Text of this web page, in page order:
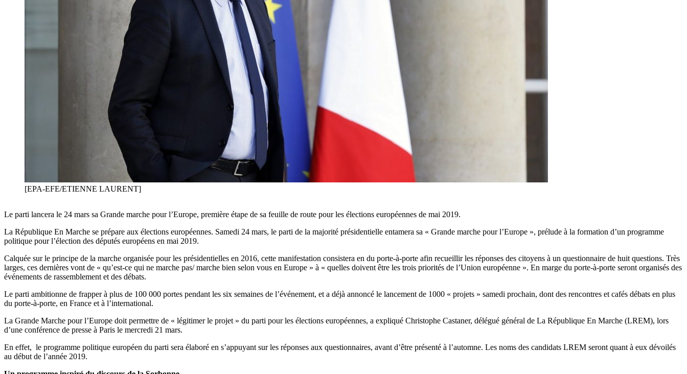
[EPA-EFE/ETIENNE LAURENT]
Le parti lancera le 24 mars sa Grande marche pour l’Europe, première étape de sa feuille de route pour les élections européennes de mai 2019.
La République En Marche se prépare aux élections européennes. Samedi 24 mars, le parti de la majorité présidentielle entamera sa « Grande marche pour l’Europe », prélude à la formation d’un programme
politique pour l’élection des députés européens en mai 2019.
Calquée sur le principe de la marche organisée pour les présidentielles en 2016, cette manifestation consistera en du porte-à-porte afin recueillir les réponses des citoyens à un questionnaire de huit questions. Très
larges, ces dernières vont de « qu’est-ce qui ne marche pas/ marche bien selon vous en Europe » à « quelles doivent être les trois priorités de l’Union européenne ». En marge du porte-à-porte seront organisés des
événements de rassemblement et des débats.
Le parti ambitionne de frapper à plus de 100 000 portes pendant les six semaines de l’événement, et a déjà annoncé le lancement de 1000 « projets » samedi prochain, dont des rencontres et cafés débats en plus
du porte-à-porte, en France et à l’international.
La Grande Marche pour l’Europe doit permettre de « légitimer le projet » du parti pour les élections européennes, a expliqué Christophe Castaner, délégué général de La République En Marche (LREM), lors
d’une conférence de presse à Paris le mercredi 21 mars.
En effet, le programme politique européen du parti sera élaboré en s’appuyant sur les réponses aux questionnaires, avant d’être présenté à l’automne. Les noms des candidats LREM seront quant à eux dévoilés
au début de l’année 2019.